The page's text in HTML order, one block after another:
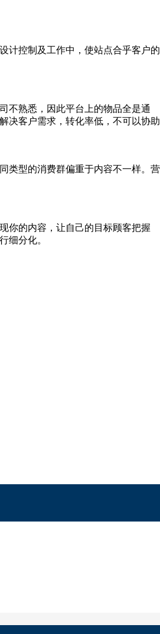
计控制及工作中，使站点合乎客户的
不熟悉，因此平台上的物品全是通
决客户需求，转化率低，不可以协助
类型的消费群偏重于内容不一样。营
你的内容，让自己的目标顾客把握
细分化。